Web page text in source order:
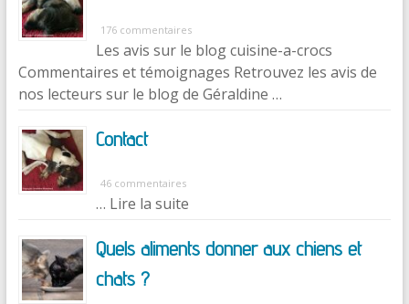
176 commentaires
Les avis sur le blog cuisine-a-crocs
Commentaires et témoignages Retrouvez les avis de
nos lecteurs sur le blog de Géraldine …
Contact
46 commentaires
… Lire la suite
Quels aliments donner aux chiens et
chats ?